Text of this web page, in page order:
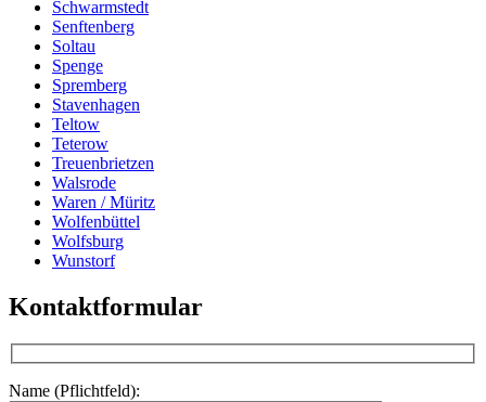
Schwarmstedt
Senftenberg
Soltau
Spenge
Spremberg
Stavenhagen
Teltow
Teterow
Treuenbrietzen
Walsrode
Waren / Müritz
Wolfenbüttel
Wolfsburg
Wunstorf
Kontaktformular
Name (Pflichtfeld):